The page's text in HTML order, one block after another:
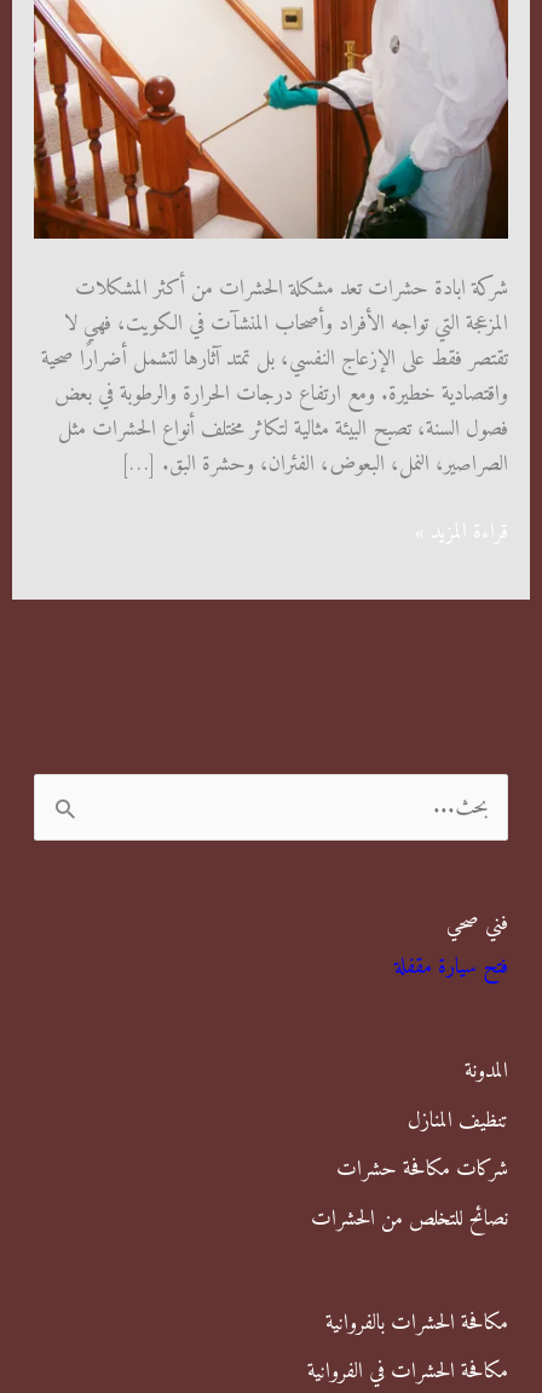
شركة ابادة حشرات تعد مشكلة الحشرات من أكثر المشكلات
المزعجة التي تواجه الأفراد وأصحاب المنشآت في الكويت، فهي لا
تقتصر فقط على الإزعاج النفسي، بل تمتد آثارها لتشمل أضرارًا صحية
واقتصادية خطيرة. ومع ارتفاع درجات الحرارة والرطوبة في بعض
فصول السنة، تصبح البيئة مثالية لتكاثر مختلف أنواع الحشرات مثل
الصراصير، النمل، البعوض، الفئران، وحشرة البق. […]
شركة
حشرات
للقضاء
على
جميع
الحشرات
نهائيًا
وبأمان
قراءة المزيد »
ل
ح
ث
ن
فني صحي
فتح سيارة مقفلة
المدونة
تنظيف المنازل
شركات مكافحة حشرات
نصائح للتخلص من الحشرات
مكافحة الحشرات بالفروانية
مكافحة الحشرات في الفروانية